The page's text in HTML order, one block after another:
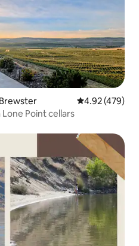
Ukadiriaji wa
4.92 (479)
Point cellars